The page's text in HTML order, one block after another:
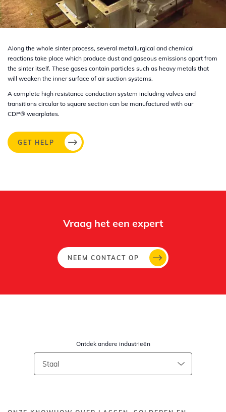
Along the whole sinter process, several metallurgical and chemical
reactions take place which produce dust and gaseous emissions apart from
the sinter itself. These gases contain particles such as heavy metals that
will weaken the inner surface of air suction systems.
A complete high resistance conduction system including valves and
transitions circular to square section can be manufactured with our
CDP® wearplates.
GET HELP
Vraag het een expert
NEEM CONTACT OP
Ontdek andere industrieën